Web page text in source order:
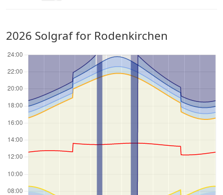
2026 Solgraf for Rodenkirchen